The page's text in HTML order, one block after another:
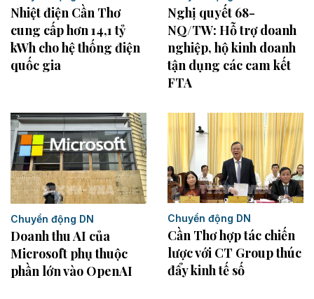
Nhiệt điện Cần Thơ
cung cấp hơn 14,1 tỷ
kWh cho hệ thống điện
quốc gia
Nghị quyết 68-
NQ/TW: Hỗ trợ doanh
nghiệp, hộ kinh doanh
tận dụng các cam kết
FTA
Chuyển động DN
Doanh thu AI của
Microsoft phụ thuộc
phần lớn vào OpenAI
Chuyển động DN
Cần Thơ hợp tác chiến
lược với CT Group thúc
đẩy kinh tế số